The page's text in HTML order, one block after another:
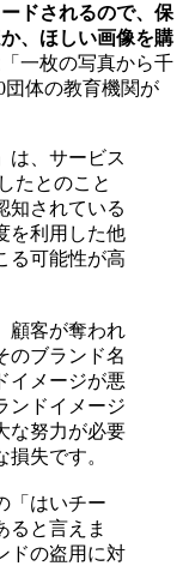
ドされるので、保
、ほしい画像を購
一枚の写真から千
団体の教育機関が
は、サービス
たとのこと
知されている
を利用した他
る可能性が高
顧客が奪われ
のブランド名
イメージが悪
ンドイメージ
な努力が必要
失です。
「はいチー
ると言えま
ドの盗用に対